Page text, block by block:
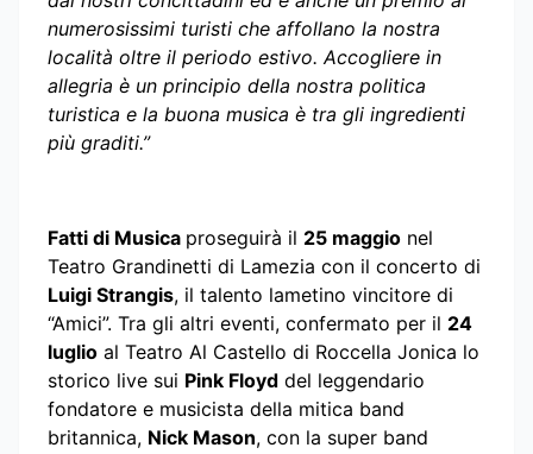
numerosissimi turisti che affollano la nostra
località oltre il periodo estivo. Accogliere in
allegria è un principio della nostra politica
turistica e la buona musica è tra gli ingredienti
più graditi.”
Fatti di Musica proseguirà il 25 maggio nel
Teatro Grandinetti di Lamezia con il concerto di
Luigi Strangis, il talento lametino vincitore di
“Amici”. Tra gli altri eventi, confermato per il 24
luglio al Teatro Al Castello di Roccella Jonica lo
storico live sui Pink Floyd del leggendario
fondatore e musicista della mitica band
britannica, Nick Mason, con la super band